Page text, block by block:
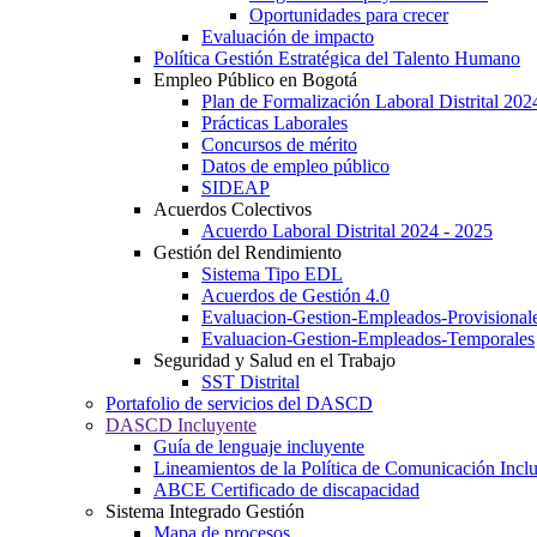
Oportunidades para crecer
Evaluación de impacto
Política Gestión Estratégica del Talento Humano
Empleo Público en Bogotá
Plan de Formalización Laboral Distrital
Prácticas Laborales
Concursos de mérito
Datos de empleo público
SIDEAP
Acuerdos Colectivos
Acuerdo Laboral Distrital 2024 - 2025
Gestión del Rendimiento
Sistema Tipo EDL
Acuerdos de Gestión 4.0
Evaluacion-Gestion-Empleados-
Evaluacion-Gestion-Empleados-Temporales
Seguridad y Salud en el Trabajo
SST Distrital
Portafolio de servicios del DASCD
DASCD Incluyente
Guía de lenguaje incluyente
Lineamientos de la Política de Comunicación
ABCE Certificado de discapacidad
Sistema Integrado Gestión
Mapa de procesos